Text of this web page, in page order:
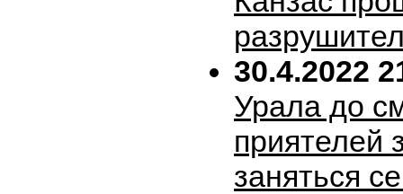
30.4.2022
Урала до
приятелей
заняться